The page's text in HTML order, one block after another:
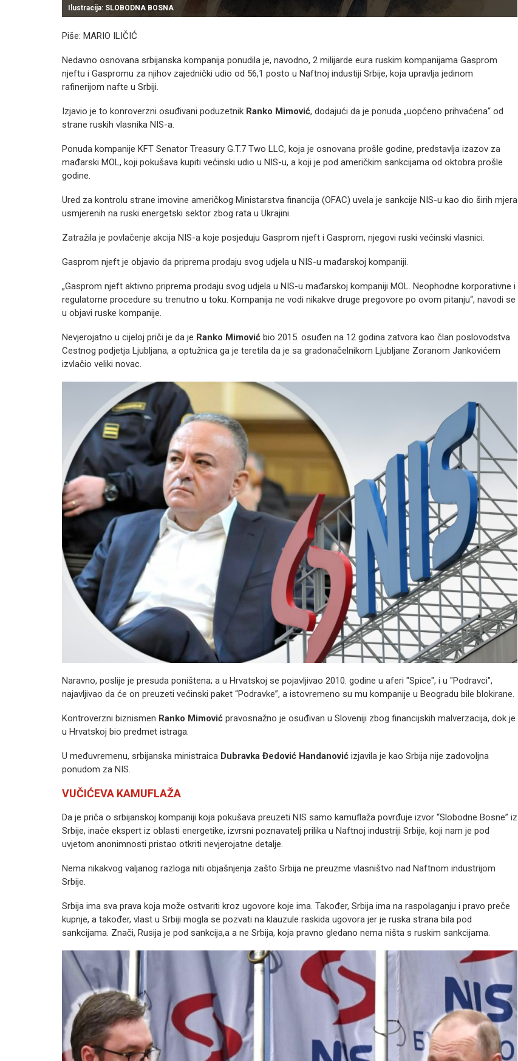
Ilustracija: SLOBODNA BOSNA
Piše: MARIO ILIČIĆ
Nedavno osnovana srbijanska kompanija ponudila je, navodno, 2 milijarde eura ruskim kompanijama Gasprom
njeftu i Gaspromu za njihov zajednički udio od 56,1 posto u Naftnoj industiji Srbije, koja upravlja jedinom
rafinerijom nafte u Srbiji.
Izjavio je to konroverzni osuđivani poduzetnik Ranko Mimović, dodajući da je ponuda „uopćeno prihvaćena“ od
strane ruskih vlasnika NIS-a.
Ponuda kompanije KFT Senator Treasury G.T.7 Two LLC, koja je osnovana prošle godine, predstavlja izazov za
mađarski MOL, koji pokušava kupiti većinski udio u NIS-u, a koji je pod američkim sankcijama od oktobra prošle
godine.
Ured za kontrolu strane imovine američkog Ministarstva financija (OFAC) uvela je sankcije NIS-u kao dio širih mjera
usmjerenih na ruski energetski sektor zbog rata u Ukrajini.
Zatražila je povlačenje akcija NIS-a koje posjeduju Gasprom njeft i Gasprom, njegovi ruski većinski vlasnici.
Gasprom njeft je objavio da priprema prodaju svog udjela u NIS-u mađarskoj kompaniji.
„Gasprom njeft aktivno priprema prodaju svog udjela u NIS-u mađarskoj kompaniji MOL. Neophodne korporativne i
regulatorne procedure su trenutno u toku. Kompanija ne vodi nikakve druge pregovore po ovom pitanju“, navodi se
u objavi ruske kompanije.
Nevjerojatno u cijeloj priči je da je Ranko Mimović bio 2015. osuđen na 12 godina zatvora kao član poslovodstva
Cestnog podjetja Ljubljana, a optužnica ga je teretila da je sa gradonačelnikom Ljubljane Zoranom Jankovićem
izvlačio veliki novac.
Naravno, poslije je presuda poništena; a u Hrvatskoj se pojavljivao 2010. godine u aferi "Spice", i u "Podravci",
najavljivao da će on preuzeti većinski paket “Podravke”, a istovremeno su mu kompanije u Beogradu bile blokirane.
Kontroverzni biznismen Ranko Mimović pravosnažno je osuđivan u Sloveniji zbog financijskih malverzacija, dok je
u Hrvatskoj bio predmet istraga.
U međuvremenu, srbijanska ministraica Dubravka Đedović Handanović izjavila je kao Srbija nije zadovoljna
ponudom za NIS.
VUČIĆEVA KAMUFLAŽA
Da je priča o srbijanskoj kompaniji koja pokušava preuzeti NIS samo kamuflaža povrđuje izvor “Slobodne Bosne” iz
Srbije, inače ekspert iz oblasti energetike, izvrsni poznavatelj prilika u Naftnoj industriji Srbije, koji nam je pod
uvjetom anonimnosti pristao otkriti nevjerojatne detalje.
Nema nikakvog valjanog razloga niti objašnjenja zašto Srbija ne preuzme vlasništvo nad Naftnom industrijom
Srbije.
Srbija ima sva prava koja može ostvariti kroz ugovore koje ima. Također, Srbija ima na raspolaganju i pravo preče
kupnje, a također, vlast u Srbiji mogla se pozvati na klauzule raskida ugovora jer je ruska strana bila pod
sankcijama. Znači, Rusija je pod sankcija,a a ne Srbija, koja pravno gledano nema ništa s ruskim sankcijama.